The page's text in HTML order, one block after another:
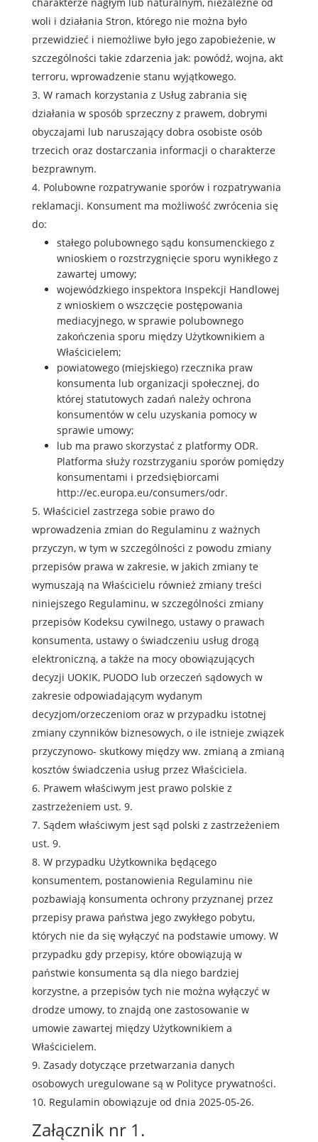
woli i działania Stron, którego nie można było
przewidzieć i niemożliwe było jego zapobieżenie, w
szczególności takie zdarzenia jak: powódź, wojna, akt
terroru, wprowadzenie stanu wyjątkowego.
W ramach korzystania z Usług zabrania się
działania w sposób sprzeczny z prawem, dobrymi
obyczajami lub naruszający dobra osobiste osób
trzecich oraz dostarczania informacji o charakterze
bezprawnym.
Polubowne rozpatrywanie sporów i rozpatrywania
reklamacji. Konsument ma możliwość zwrócenia się
do:
stałego polubownego sądu konsumenckiego z
wnioskiem o rozstrzygnięcie sporu wynikłego z
zawartej umowy;
wojewódzkiego inspektora Inspekcji Handlowej
z wnioskiem o wszczęcie postępowania
mediacyjnego, w sprawie polubownego
zakończenia sporu między Użytkownikiem a
Właścicielem;
powiatowego (miejskiego) rzecznika praw
konsumenta lub organizacji społecznej, do
której statutowych zadań należy ochrona
konsumentów w celu uzyskania pomocy w
sprawie umowy;
lub ma prawo skorzystać z platformy ODR.
Platforma służy rozstrzyganiu sporów pomiędzy
konsumentami i przedsiębiorcami
http://ec.europa.eu/consumers/odr.
Właściciel zastrzega sobie prawo do
wprowadzenia zmian do Regulaminu z ważnych
przyczyn, w tym w szczególności z powodu zmiany
przepisów prawa w zakresie, w jakich zmiany te
wymuszają na Właścicielu również zmiany treści
niniejszego Regulaminu, w szczególności zmiany
przepisów Kodeksu cywilnego, ustawy o prawach
konsumenta, ustawy o świadczeniu usług drogą
elektroniczną, a także na mocy obowiązujących
decyzji UOKIK, PUODO lub orzeczeń sądowych w
zakresie odpowiadającym wydanym
decyzjom/orzeczeniom oraz w przypadku istotnej
zmiany czynników biznesowych, o ile istnieje związek
przyczynowo- skutkowy między ww. zmianą a zmianą
kosztów świadczenia usług przez Właściciela.
Prawem właściwym jest prawo polskie z
zastrzeżeniem ust. 9.
Sądem właściwym jest sąd polski z zastrzeżeniem
ust. 9.
W przypadku Użytkownika będącego
konsumentem, postanowienia Regulaminu nie
pozbawiają konsumenta ochrony przyznanej przez
przepisy prawa państwa jego zwykłego pobytu,
których nie da się wyłączyć na podstawie umowy. W
przypadku gdy przepisy, które obowiązują w
państwie konsumenta są dla niego bardziej
korzystne, a przepisów tych nie można wyłączyć w
drodze umowy, to znajdą one zastosowanie w
umowie zawartej między Użytkownikiem a
Właścicielem.
Zasady dotyczące przetwarzania danych
osobowych uregulowane są w Polityce prywatności.
Regulamin obowiązuje od dnia 2025-05-26.
Załącznik nr 1.